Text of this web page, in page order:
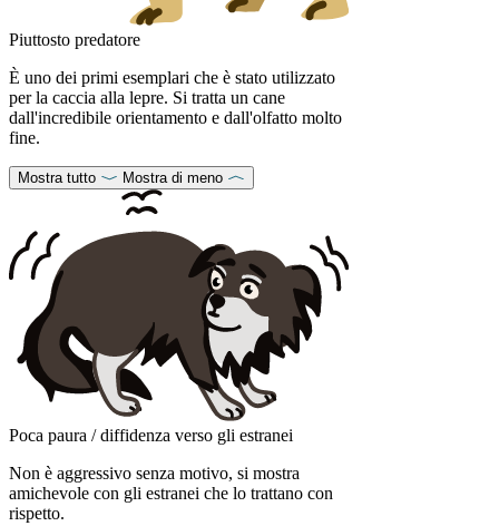
Piuttosto predatore
È uno dei primi esemplari che è stato utilizzato
per la caccia alla lepre. Si tratta un cane
dall'incredibile orientamento e dall'olfatto molto
fine.
Mostra tutto Mostra di meno
Poca paura / diffidenza verso gli estranei
Non è aggressivo senza motivo, si mostra
amichevole con gli estranei che lo trattano con
rispetto.